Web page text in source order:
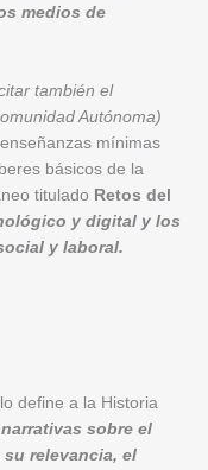
medios de
también el
Autónoma)
mínimas
básicos de la
titulado Retos del
y digital y los
y laboral.
define a la Historia
sobre el
relevancia, el